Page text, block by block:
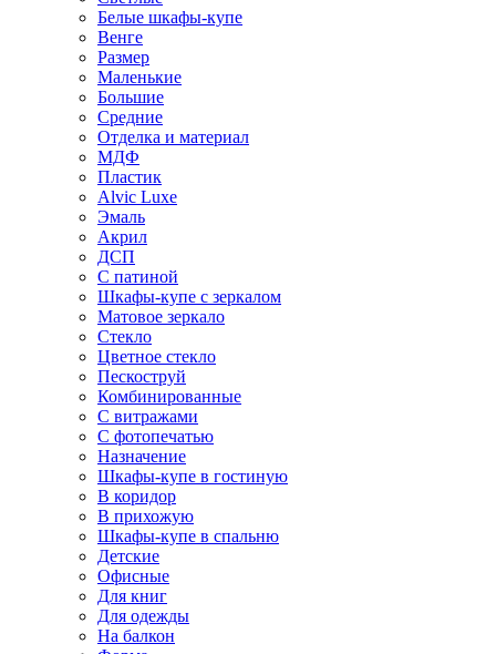
Белые шкафы-купе
Венге
Размер
Маленькие
Большие
Средние
Отделка и материал
МДФ
Пластик
Alvic Luxe
Эмаль
Акрил
ДСП
С патиной
Шкафы-купе с зеркалом
Матовое зеркало
Стекло
Цветное стекло
Пескоструй
Комбинированные
С витражами
С фотопечатью
Назначение
Шкафы-купе в гостиную
В коридор
В прихожую
Шкафы-купе в спальню
Детские
Офисные
Для книг
Для одежды
На балкон